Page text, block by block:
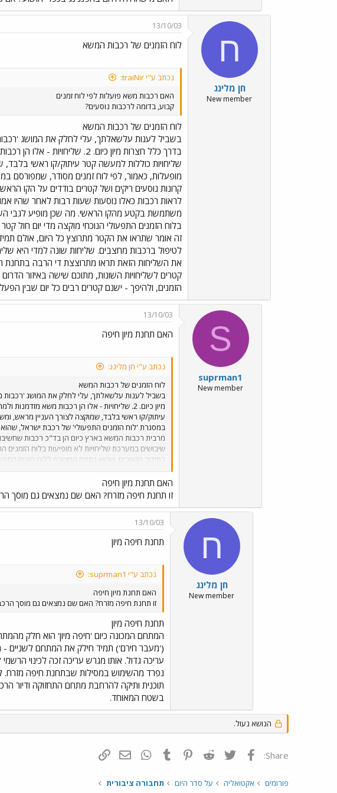
ח
חן מלינג
New member
13/10/03
לוח הזמנים של רכבות המשא
נכתב ע"י traiNir:
האם רכבות משא פועלות לפי לוח זמנים
קבוע, בדומה לרכבות נוסעים?
לוח הזמנים של רכבות המשא
בדרך כלל חצרות מיון כיום.
שליחויות כוללות למעשה קטר עיתוק/קו ראשי
מופעלות, כאמור, לפי לוח זמנים מסודר, שמפורסם
קרונות נוסעים ריקים ושל קטרים בודדים על הקו
לראות רכבות כאלו נוסעות שעות רבות לאחר שהיו
משתמשת בקטע מהקו הראשי. מה שכן מופיע לגבי
זה אומר שתראו את הקטר מתרוצץ כל היום, אולם
קטרים לשליחויות השונות, מתוכם שישה באיזור
הזמנים, ולהיפך - ישנם קטרים רבים כל יום שבין
S
suprman1
New member
13/10/03
האם תחנת מיון חיפה
נכתב ע"י חן מלינג:
לוח הזמנים של רכבות המשא
מיון כיום. 2. שליחויות - אלו הן רכבות משא
עיתוק/קו ראשי בלבד, שמוקצה לצורך העניין מראש,
במסגרת 'לוח הזמנים התפעולי' של רכבת ישראל, שהוא
מרבית רכבות המשא בארץ כיום הן בד"כ רכבות
שיבושים במערכת שליחויות לא מופיעות בלוח
המכולות בנמל לתחנת חיפה מזרח ולתחנת חיפה
יום שני קטרים, אחד לעבודות כלליות ושני לטיפול
05:00 עד לגמר הפעילות. את השליחות הזאת תראו
מדי יום 11 קטרים לשליחויות השונות, מתוכם
הזמנים, ולהיפך - ישנם קטרים רבים כל יום שבין
האם תחנת מיון חיפה
זו תחנת חיפה מזרח? האם שם נמצאים גם מוסך
ח
חן מלינג
New member
13/10/03
תחנת חיפה מיון
נכתב ע"י suprman1:
האם תחנת מיון חיפה
זו תחנת חיפה מזרח? האם שם נמצאים גם מוסך
תחנת חיפה מיון
המתחם המכונה כיום 'חיפה מיון' הוא חלק
('מעבר חירם') תמיד חילק את המתחם לשניים -
עריכה גדול. אותו מגרש עריכה זכה לכינוי
נפרד מהשימוש במסילות שבתחנת חיפה
תוכנית ותיקה להרחבת מתחם התחזוקה ודיור
בשטח המאוחד.
הנושא נעול.
Share: פייסבוק Twitter
Reddit
Pinterest
Tumblr
WhatsAppדואר אלקטרוני
פורומים אקטואליה על סדר היום תחבורה ציבורית